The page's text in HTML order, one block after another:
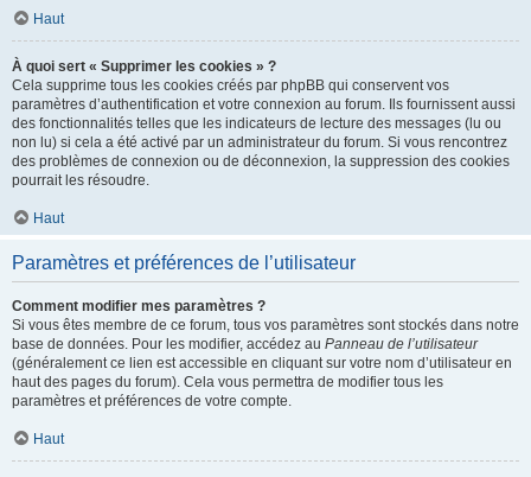
Haut
À quoi sert « Supprimer les cookies » ?
Cela supprime tous les cookies créés par phpBB qui conservent vos
paramètres d’authentification et votre connexion au forum. Ils fournissent aussi
des fonctionnalités telles que les indicateurs de lecture des messages (lu ou
non lu) si cela a été activé par un administrateur du forum. Si vous rencontrez
des problèmes de connexion ou de déconnexion, la suppression des cookies
pourrait les résoudre.
Haut
Paramètres et préférences de l’utilisateur
Comment modifier mes paramètres ?
Si vous êtes membre de ce forum, tous vos paramètres sont stockés dans notre
base de données. Pour les modifier, accédez au Panneau de l’utilisateur
(généralement ce lien est accessible en cliquant sur votre nom d’utilisateur en
haut des pages du forum). Cela vous permettra de modifier tous les
paramètres et préférences de votre compte.
Haut